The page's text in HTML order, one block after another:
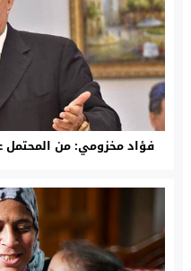
فؤاد مخزومي: من المحتمل